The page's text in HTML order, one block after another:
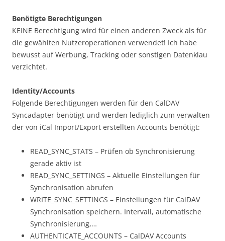
Benötigte Berechtigungen
KEINE Berechtigung wird für einen anderen Zweck als für
die gewählten Nutzeroperationen verwendet! Ich habe
bewusst auf Werbung, Tracking oder sonstigen Datenklau
verzichtet.
Identity/Accounts
Folgende Berechtigungen werden für den CalDAV
Syncadapter benötigt und werden lediglich zum verwalten
der von iCal Import/Export erstellten Accounts benötigt:
READ_SYNC_STATS – Prüfen ob Synchronisierung
gerade aktiv ist
READ_SYNC_SETTINGS – Aktuelle Einstellungen für
Synchronisation abrufen
WRITE_SYNC_SETTINGS – Einstellungen für CalDAV
Synchronisation speichern. Intervall, automatische
Synchronisierung,…
AUTHENTICATE_ACCOUNTS – CalDAV Accounts